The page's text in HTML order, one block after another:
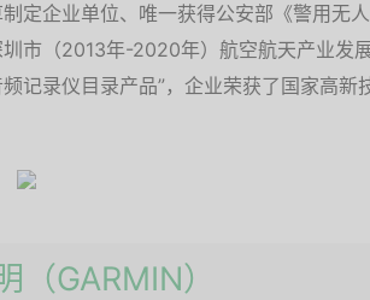
定企业单位、唯一获得公安部《警用无
市（2013年-2020年）航空航天产业发
记录仪目录产品”，企业荣获了国家高
（GARMIN）